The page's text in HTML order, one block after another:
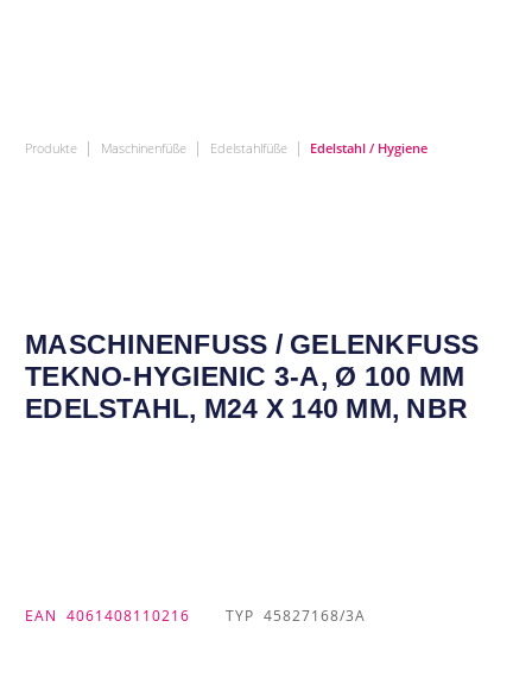
Produkte | Maschinenfüße | Edelstahlfüße | Edelstahl / Hygiene
MASCHINENFUSS / GELENKFUSS TE
KNO-HYGIENIC 3-A, Ø 100 MM ED
ELSTAHL, M24 X 140 MM, NBR
EAN 4061408110216 TYP 45827168/3A